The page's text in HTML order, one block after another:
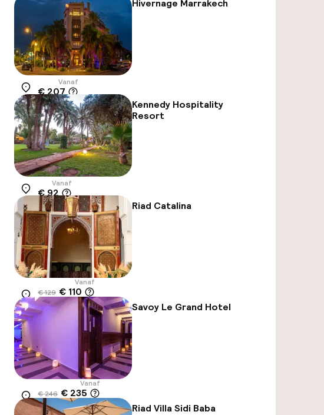
Hivernage Marrakech
Locatie
Vanaf
€ 207
Kennedy Hospitality
Resort
Locatie
Vanaf
€ 92
Riad Catalina
Locatie
Vanaf
€ 129 € 110
-15% Savoy Le Grand Hotel
Locatie
Vanaf
€ 246 € 235
-4% Riad Villa Sidi Baba